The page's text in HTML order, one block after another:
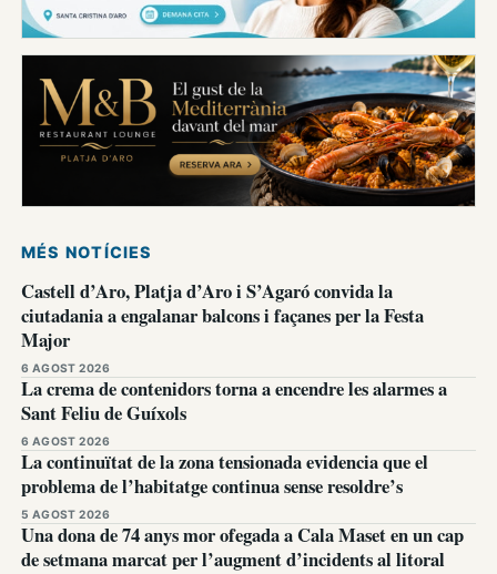
MÉS NOTÍCIES
Castell d’Aro, Platja d’Aro i S’Agaró convida la
ciutadania a engalanar balcons i façanes per la Festa
Major
6 AGOST 2026
La crema de contenidors torna a encendre les alarmes a
Sant Feliu de Guíxols
6 AGOST 2026
La continuïtat de la zona tensionada evidencia que el
problema de l’habitatge continua sense resoldre’s
5 AGOST 2026
Una dona de 74 anys mor ofegada a Cala Maset en un cap
de setmana marcat per l’augment d’incidents al litoral